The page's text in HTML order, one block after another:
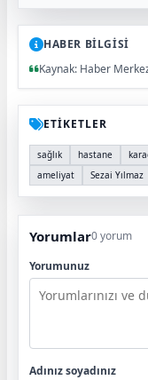
HABER BİLGİSİ
Kaynak: Haber
ETİKETLER
sağlık hastane
ameliyat
Sezai Yılmaz
Yorumlar0 yorum
Yorumunuz
Adınız soyadınız